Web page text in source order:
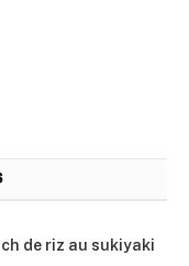
de riz au sukiyaki